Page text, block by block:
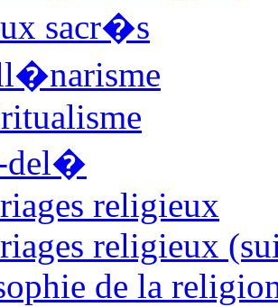
sacr�s
del�
religieux
religieux
de la